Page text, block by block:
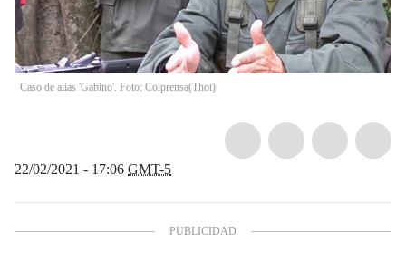
Caso de alias 'Gabino'. Foto: Colprensa(Thot)
22/02/2021 - 17:06 GMT-5